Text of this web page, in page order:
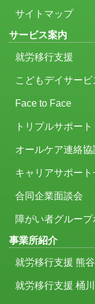
サイトマップ
サービス案内
就労移行支援
こどもデイサー
Face to Face
トリプルサポート
オールケア連絡協
キャリアサポート
合同企業面談会
障がい者グルー
事業所紹介
就労移行支援 熊
就労移行支援 桶